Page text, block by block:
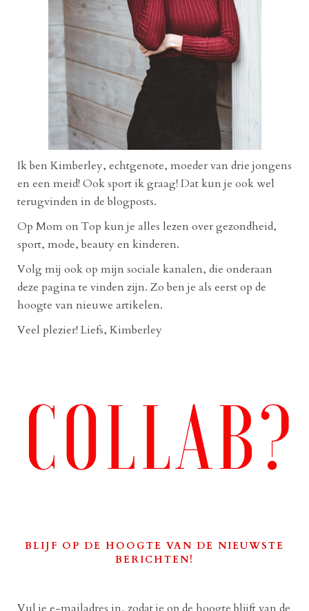
Ik ben Kimberley, echtgenote, moeder van drie jongens
en een meid! Ook sport ik graag! Dat kun je ook wel
terugvinden in de blogposts.
Op Mom on Top kun je alles lezen over gezondheid,
sport, mode, beauty en kinderen.
Volg mij ook op mijn sociale kanalen, die onderaan
deze pagina te vinden zijn. Zo ben je als eerst op de
hoogte van nieuwe artikelen.
Veel plezier! Liefs, Kimberley
BLIJF OP DE HOOGTE VAN DE NIEUWSTE
BERICHTEN!